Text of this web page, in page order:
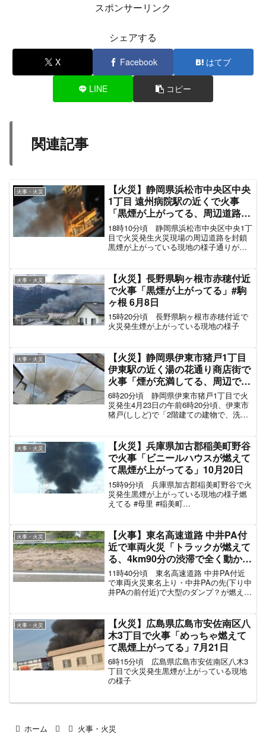
スポンサーリンク
シェアする
X Facebook はてブ
LINE コピー
関連記事
火事・火災
【火災】静岡県浜松市中央区中央
1丁目 遠州病院駅の近くで火事
「黒煙が上がってる、周辺道路を
封鎖」#浜松 7月4日
18時10分頃 静岡県浜松市中央区中央1丁
目で火災発生火災現場の周辺道路を封鎖
黒煙が上がっている現地の様子通りがか
らすごい炎が上がってた。道路は消防車
だらけに。 pic...
火事・火災
【火災】長野県駒ヶ根市赤穂付近
で火事「黒煙が上がってる」#駒
ヶ根 6月8日
15時20分頃 長野県駒ヶ根市赤穂付近で
火災発生煙が上がっている現地の様子
火事・火災
【火災】静岡県伊東市猪戸1丁目
伊東駅の近く湯の花通り商店街で
火事「煙が充満してる、周辺で交
通規制」#静岡 4月23日
6時20分頃 静岡県伊東市猪戸1丁目で火
災発生4月23日の午前6時20分頃、伊東市
猪戸(ししど)で「2階建ての建物で、洗面
た。警察や消防によりますと、けが人や
逃げ遅れは...
火事・火災
【火災】兵庫県加古郡稲美町野谷
で火事「ビニールハウスが燃えて
て黒煙が上がってる」10月20日
15時9分頃 兵庫県加古郡稲美町野谷で火
災発生黒煙が上がっている現地の様子燃
えてる #母里 #稲美町
い...
火事・火災
【火事】東名高速道路 中井PA付
近で車両火災「トラックが燃えて
る、4km90分の渋滞で全く動かな
い」車線規制で渋滞 #東名 4月16
日
11時40分頃 東名高速道路 中井PA付近
で車両火災東名上り・中井PAの先(下り中
井PAの前付近)で大型のダンプ？が燃えて
(@000514Kenji...
火事・火災
【火災】広島県広島市安佐南区八
木3丁目で火事「めっちゃ燃えて
て黒煙上がってる」7月21日
6時15分頃 広島県広島市安佐南区八木3
丁目で火災発生黒煙が上がっている現地
の様子
ホーム 火事・火災